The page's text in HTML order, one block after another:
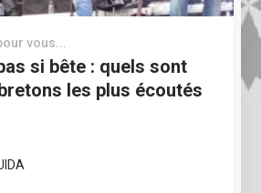
vous...
si bête : quels sont
les plus écoutés